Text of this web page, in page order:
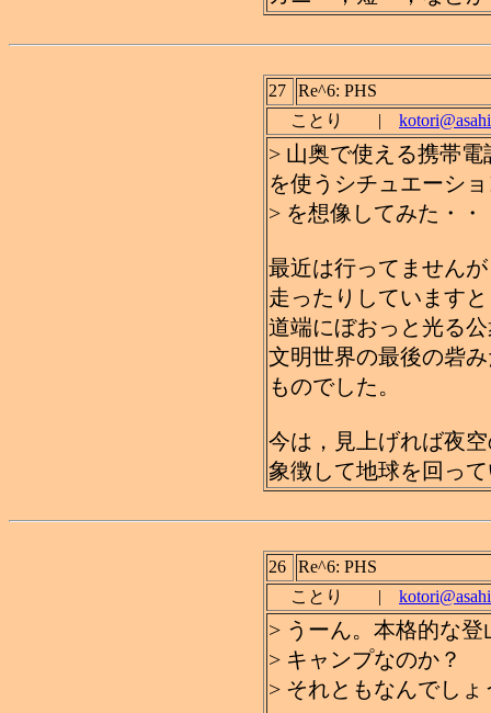
27
Re^6: PHS
ことり |
> 山奥で使える携帯
を使うシチュエーシ
> を想像してみた・・
最近は行ってません
走ったりしています
道端にぼおっと光る
文明世界の最後の砦
ものでした。
今は，見上げれば夜
象徴して地球を回っ
26
Re^6: PHS
ことり |
> うーん。本格的な登
> キャンプなのか？
> それともなんでしょ